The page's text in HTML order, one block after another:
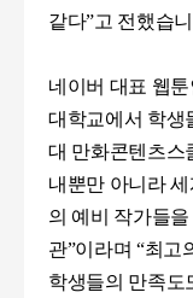
같다”고 전했습
네이버 대표 웹
대학교에서 학생
대 만화콘텐츠스
내뿐만 아니라
의 예비 작가들
관”이라며“최고
학생들의 만족도